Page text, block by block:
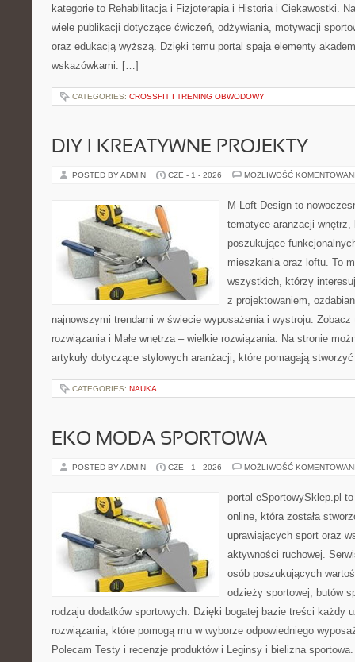
kategorie to Rehabilitacja i Fizjoterapia i Historia i Ciekawostki.
wiele publikacji dotyczące ćwiczeń, odżywiania, motywacji
oraz edukacją wyższą. Dzięki temu portal spaja elementy
wskazówkami. […]
CATEGORIES: CROSSFIT I TRENING OBWODOWY
DIY I KREATYWNE PROJEKTY
POSTED BY ADMIN CZE - 1 - 2026 MOŻLIWOŚĆ
M-Loft Design to
tematyce aranżacji
poszukujące
mieszkania oraz loftu. To
wszystkich, którzy
z projektowaniem,
najnowszymi trendami w świecie wyposażenia i wystroju. Zobacz
rozwiązania i Małe wnętrza – wielkie rozwiązania. Na stronie
artykuły dotyczące stylowych aranżacji, które pomagają
CATEGORIES: NAUKA
EKO MODA SPORTOWA
POSTED BY ADMIN CZE - 1 - 2026 MOŻLIWOŚĆ
portal eSportowySklep.pl
online, która została
uprawiających sport oraz
aktywności ruchowej.
osób poszukujących
odzieży sportowej, butów
rodzaju dodatków sportowych. Dzięki bogatej bazie treści każdy
rozwiązania, które pomogą mu w wyborze odpowiedniego
Polecam Testy i recenzje produktów i Leginsy i bielizna